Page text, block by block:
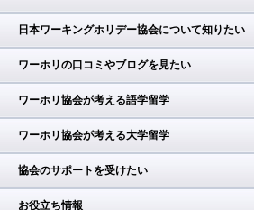
日本ワーキングホリデー協会について知りたい
ワーホリの口コミやブログを見たい
ワーホリ協会が考える語学留学
ワーホリ協会が考える大学留学
協会のサポートを受けたい
お役立ち情報